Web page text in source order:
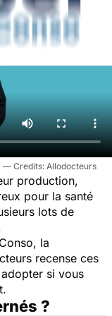
Allodocteurs
production,
pour la santé
lots de
la
recense ces
si vous
?